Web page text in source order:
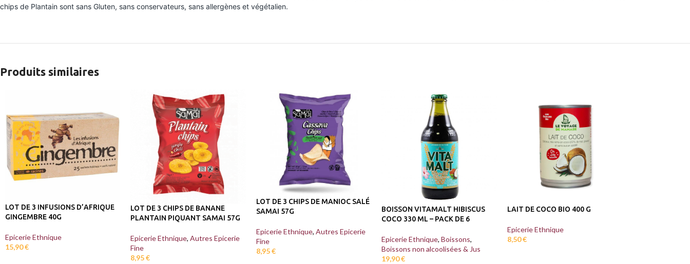
chips de Plantain sont sans Gluten, sans conservateurs, sans allergènes et végétalien.
Produits similaires
LOT DE 3 INFUSIONS D’AFRIQUE
GINGEMBRE 40G
Epicerie Ethnique
15,90€
LOT DE 3 CHIPS DE BANANE
PLANTAIN PIQUANT SAMAI 57G
Epicerie Ethnique, Autres Epicerie
Fine
8,95€
LOT DE 3 CHIPS DE MANIOC SALÉ
SAMAI 57G
Epicerie Ethnique, Autres Epicerie
Fine
8,95€
BOISSON VITAMALT HIBISCUS
COCO 330 ML – PACK DE 6
Epicerie Ethnique, Boissons,
Boissons non alcoolisées & Jus
19,90€
LAIT DE COCO BIO 400 G
Epicerie Ethnique
8,50€